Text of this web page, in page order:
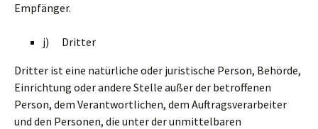
Empfänger.
j) Dritter
Dritter ist eine natürliche oder juristische Person, Behörde,
Einrichtung oder andere Stelle außer der betroffenen
Person, dem Verantwortlichen, dem Auftragsverarbeiter
und den Personen, die unter der unmittelbaren